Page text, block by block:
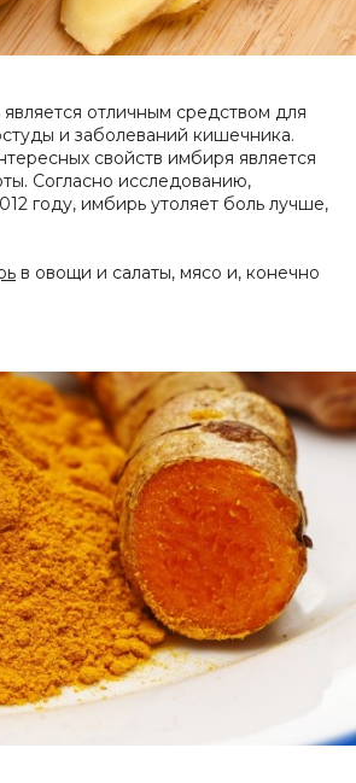
отличным средством для
и заболеваний кишечника.
свойств имбиря является
Согласно исследованию,
году, имбирь утоляет боль лучше,
в овощи и салаты, мясо и, конечно